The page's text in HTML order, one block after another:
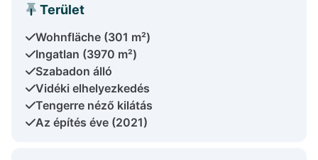
Terület
Wohnfläche (301 m²)
Ingatlan (3970 m²)
Szabadon álló
Vidéki elhelyezkedés
Tengerre néző kilátás
Az építés éve (2021)